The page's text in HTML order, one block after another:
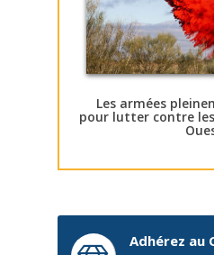
Les armées
pour lutter contre
Adhérez au